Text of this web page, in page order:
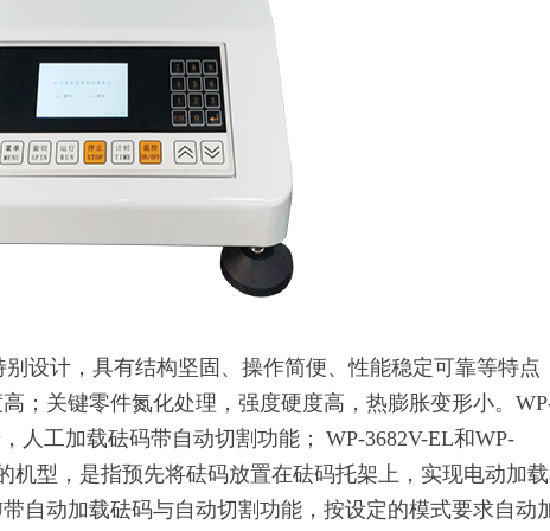
设计，具有结构坚固、操作简便、性能稳定可靠等特点
；关键零件氮化处理，强度硬度高，热膨胀变形小。
人工加载砝码带自动切割功能； WP-3682V-EL和WP-
机型，是指预先将砝码放置在砝码托架上，实现电动加
自动加载砝码与自动切割功能，按设定的模式要求自动